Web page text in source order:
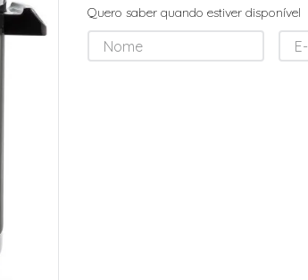
Quero saber quando estiver disponível